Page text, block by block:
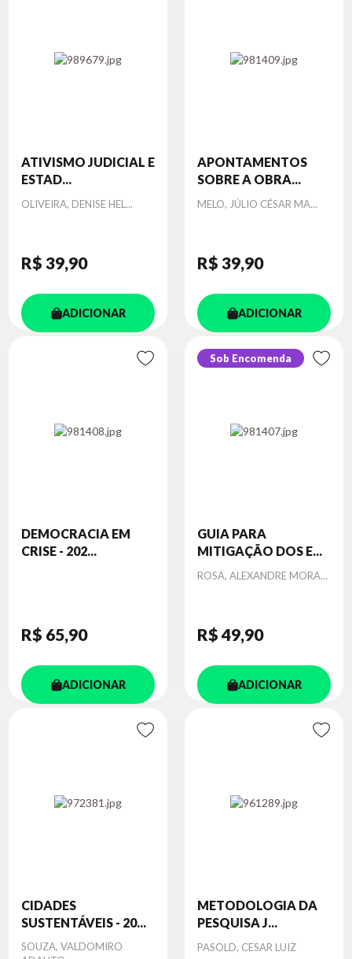
ATIVISMO JUDICIAL E
ESTAD...
Autor
OLIVEIRA, DENISE HEL...
R$ 39,90
ADICIONAR
APONTAMENTOS
SOBRE A OBRA...
Autor
MELO, JÚLIO CÉSAR MA...
R$ 39,90
ADICIONAR
DEMOCRACIA EM
CRISE - 202...
R$ 65,90
ADICIONAR
Sob Encomenda
GUIA PARA
MITIGAÇÃO DOS E...
Autor
ROSA, ALEXANDRE MORA...
R$ 49,90
ADICIONAR
CIDADES
SUSTENTÁVEIS - 20...
Autor
SOUZA, VALDOMIRO
METODOLOGIA DA
PESQUISA J...
Autor
PASOLD, CESAR LUIZ